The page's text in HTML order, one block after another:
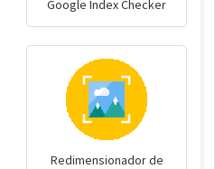
Google Index Checker
Redimensionador de